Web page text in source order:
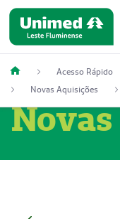
Acesso Rápido
Novas Aquisições